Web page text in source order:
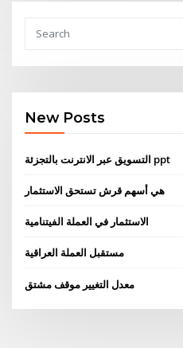
New Posts
التسويق عبر الانترنت بالتجزئة ppt
هي أسهم قرش تستحق الاستثمار
الاستثمار في العملة الفيتنامية
مستقبل العملة العراقية
معدل التغيير موقف مشتق